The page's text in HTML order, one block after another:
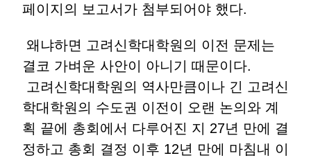
페이지의 보고서가 첨부되어야 했다.
왜냐하면 고려신학대학원의 이전 문제는
결코 가벼운 사안이 아니기 때문이다.
고려신학대학원의 역사만큼이나 긴 고려신
학대학원의 수도권 이전이 오랜 논의와 계
획 끝에 총회에서 다루어진 지 27년 만에 결
정하고 총회 결정 이후 12년 만에 마침내 이